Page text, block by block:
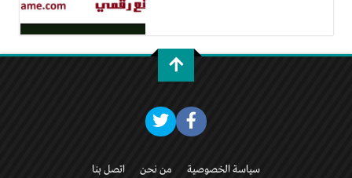
سياسة الخصوصية من نحن اتصل بنا